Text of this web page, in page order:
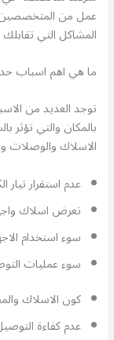
عمل من المتخصصين
المشاكل التي
ما هي اهم اسباب
توجد العديد من
بالمكان والتي تؤثر
الاسلاك والوصلات
عدم استقرار تيار
تعرض اسلاك
سوء استخدام
سوء عمليات
كون الاسلاك
عدم كفاءة